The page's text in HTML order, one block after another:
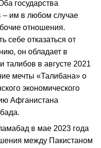
государства
– им в любом случае
отношения.
себе отказаться от
он обладает в
талибов в августе 2021
мечты «Талибана» о
экономического
Афганистана
в мае 2023 года
между Пакистаном